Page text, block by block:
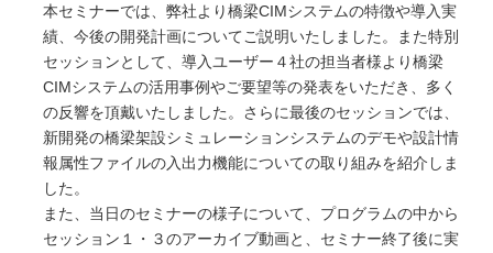
向上するための革新的技術の導入・活用に関
するプロジェクト」をご紹介しています。
橋梁ギャラリー
橋梁は構造形式の違いで「桁橋」「アーチ
橋」「トラス橋」「斜張橋」「吊橋」に大別
できます。 全国各地で地域のランドマーク
本セミナーでは、弊社より橋梁CIMシステムの特徴や導入実
績、今後の開発計画についてご説明いたしました。また特別
セッションとして、導入ユーザー４社の担当者様より橋梁
CIMシステムの活用事例やご要望等の発表をいただき、多く
の反響を頂戴いたしました。さらに最後のセッションでは、
新開発の橋梁架設シミュレーションシステムのデモや設計情
報属性ファイルの入出力機能についての取り組みを紹介しま
した。
また、当日のセミナーの様子について、プログラムの中から
セッション１・３のアーカイブ動画と、セミナー終了後に実